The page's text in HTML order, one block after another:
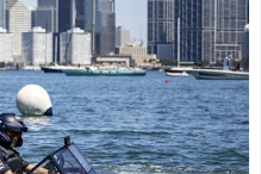
Kalendář F1
Výsledky F1
Týmy a jezdci F1